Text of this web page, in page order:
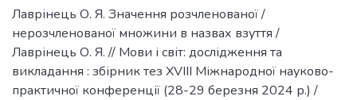
Лаврінець О. Я. Значення розчленованої /
нерозчленованої множини в назвах взуття /
Лаврінець О. Я. // Мови і світ: дослідження та
викладання : збірник тез XVIII Міжнародної науково-
практичної конференції (28-29 березня 2024 р.) /